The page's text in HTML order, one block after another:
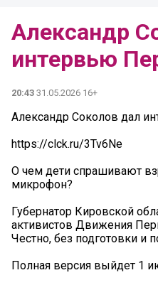
Александр
интервью
20:43 31.05.2026 16+
Александр Соколов дал
https://clck.ru/3Tv6Ne
О чем дети спрашивают
микрофон?
Губернатор Кировской
активистов Движения
Честно, без подготовки и
Полная версия выйдет 1